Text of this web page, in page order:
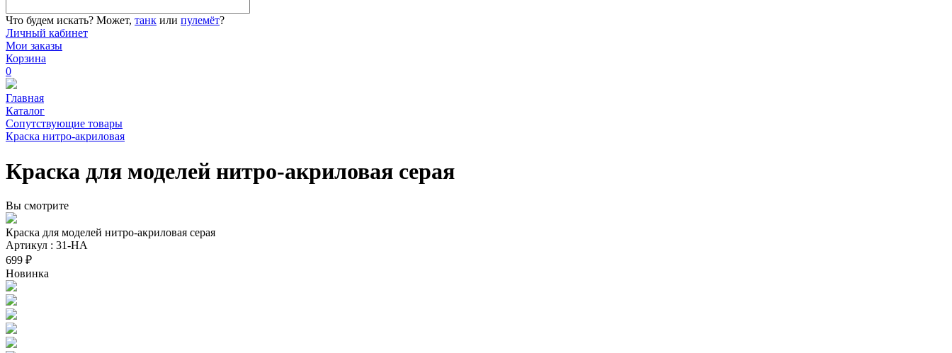
Что будем искать? Может, танк или пулемёт?
Личный кабинет
Мои заказы
Корзина
0
Главная
Каталог
Сопутствующие товары
Краска нитро-акриловая
Краска для моделей нитро-акриловая серая
Вы смотрите
Краска для моделей нитро-акриловая серая
Артикул : 31-НА
699 ₽
Новинка